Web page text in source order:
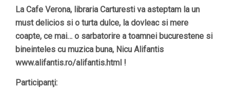
La Cafe Verona, libraria Carturesti va asteptam la un
must delicios si o turta dulce, la dovleac si mere
coapte, ce mai… o sarbatorire a toamnei bucurestene si
bineinteles cu muzica buna, Nicu Alifantis
www.alifantis.ro/alifantis.html !
Participanţi: